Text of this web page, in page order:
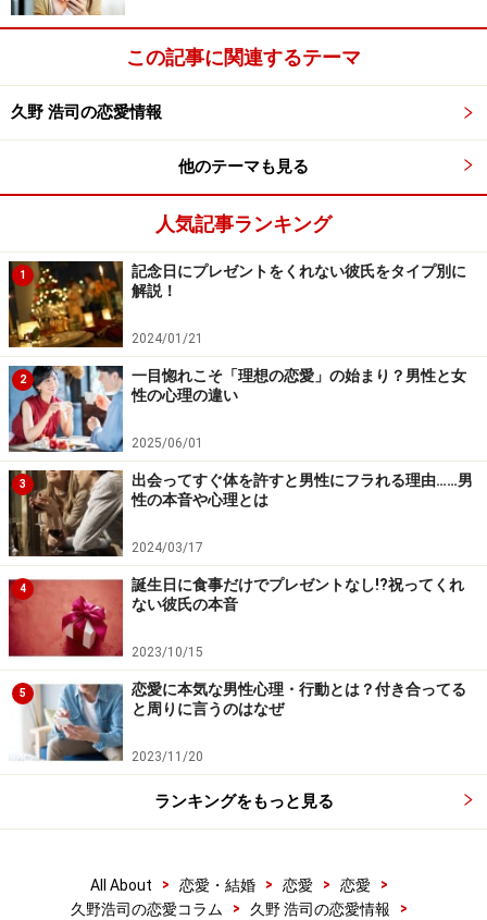
この記事に関連するテーマ
久野 浩司の恋愛情報
他のテーマも見る
人気記事ランキング
1
記念日にプレゼントをくれない彼氏をタイプ別に
解説！
2024/01/21
2
一目惚れこそ「理想の恋愛」の始まり？男性と女
性の心理の違い
2025/06/01
3
出会ってすぐ体を許すと男性にフラれる理由……男
性の本音や心理とは
2024/03/17
4
誕生日に食事だけでプレゼントなし!?祝ってくれ
ない彼氏の本音
2023/10/15
5
恋愛に本気な男性心理・行動とは？付き合ってる
と周りに言うのはなぜ
2023/11/20
ランキングをもっと見る
All About > 恋愛・結婚 > 恋愛 > 恋愛
>
久野浩司の恋愛コラム
> 久野 浩司の恋愛情報
>